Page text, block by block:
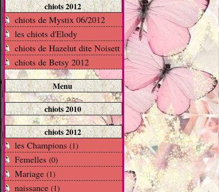
chiots 2012
chiots de Mystix 06/2012
les chiots d'Elody
chiots de Hazelut dite Noisett
chiots de Betsy 2012
Menu
chiots 2010
chiots 2012
les Champions (1)
Femelles (0)
Mariage (1)
naissance (1)